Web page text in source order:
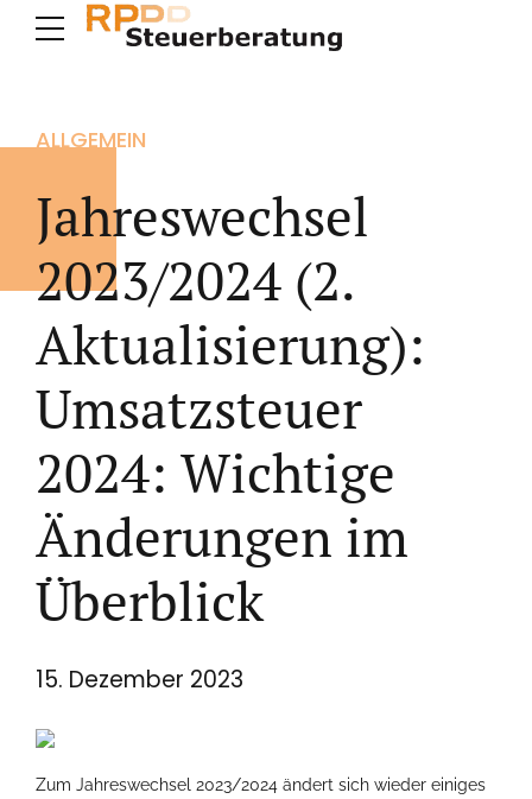
ALLGEMEIN
Jahreswechsel
2023/2024 (2.
Aktualisierung):
Umsatzsteuer
2024: Wichtige
Änderungen im
Überblick
15. Dezember 2023
Zum Jahreswechsel 2023/2024 ändert sich wieder einiges